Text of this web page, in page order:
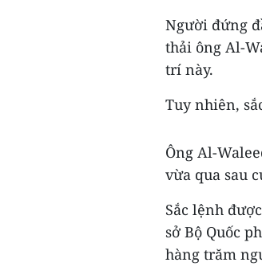
Người đứng
thải ông Al-
trí này.
Tuy nhiên,
Ông Al-
vừa qua sau
Sắc lệnh
sở Bộ Quốc
hàng trăm